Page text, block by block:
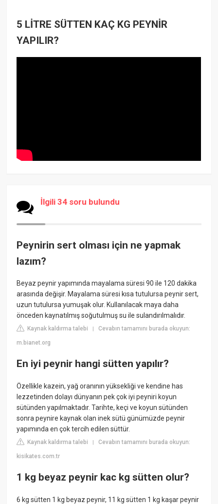
5 LİTRE SÜTTEN KAÇ KG PEYNİR
YAPILIR?
İlgili 34 soru bulundu
Peynirin sert olması için ne yapmak
lazım?
Beyaz peynir yapımında mayalama süresi 90 ile 120 dakika
arasında değişir. Mayalama süresi kısa tutulursa peynir sert,
uzun tutulursa yumuşak olur. Kullanılacak maya daha
önceden kaynatılmış soğutulmuş su ile sulandırılmalıdır.
Kaynak kaldırma talebi |Cevabın tamamını burada okuyun:
m.bianet.org
En iyi peynir hangi sütten yapılır?
Özellikle kazein, yağ oranının yüksekliği ve kendine has
lezzetinden dolayı dünyanın pek çok iyi peyniri koyun
sütünden yapılmaktadır. Tarihte, keçi ve koyun sütünden
sonra peynire kaynak olan inek sütü günümüzde peynir
yapımında en çok tercih edilen süttür.
Kaynak kaldırma talebi |Cevabın tamamını burada okuyun:
kisikates.com.tr
1 kg beyaz peynir kac kg sütten olur?
6 kg sütten 1 kg beyaz peynir, 11 kg sütten 1 kg kaşar peynir